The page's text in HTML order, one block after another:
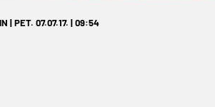
| PET. 07.07.17. | 09:54